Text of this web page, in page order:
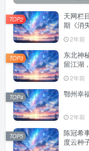
天网栏
期《消
2年前
TOP2
东北神
留江湖
2年前
TOP3
鄂州幸
2年前
TOP4
陈冠希
度云种
TOP5